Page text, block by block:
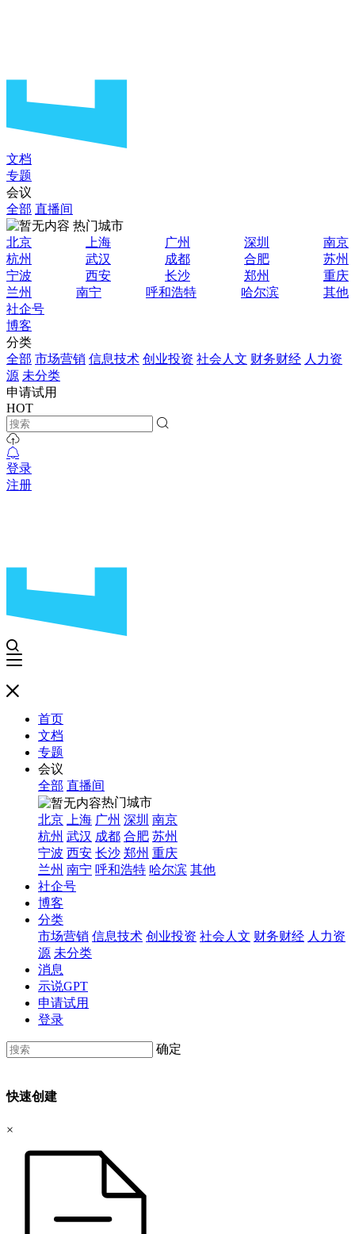
文档
专题
会议
全部 直播间
热门城市
北京
上海 广州 深圳
南京
杭州
武汉 成都 合肥
苏州
宁波
西安 长沙 郑州
重庆
兰州
南宁 呼和浩特 哈尔滨
其他
社企号
博客
分类
全部 市场营销 信息技术 创业投资 社会人文 财务财经 人力资
源 未分类
申请试用
HOT
登录
注册
首页
文档
专题
会议
全部 直播间
热门城市
北京
上海 广州 深圳 南京
杭州 武汉 成都 合肥 苏州
宁波 西安 长沙 郑州 重庆
兰州 南宁 呼和浩特 哈尔滨 其他
社企号
博客
分类
市场营销 信息技术 创业投资 社会人文 财务财经 人力资
源 未分类
消息
示说GPT
申请试用
登录
确定
快速创建
×